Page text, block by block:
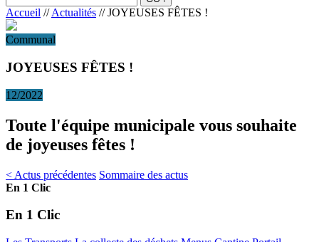
Accueil //Actualités // JOYEUSES FÊTES !
Communal
JOYEUSES FÊTES !
12/2022
Toute l'équipe municipale vous souhaite
de joyeuses fêtes !
< Actus précédentes Sommaire des actus
En 1 Clic
En 1 Clic